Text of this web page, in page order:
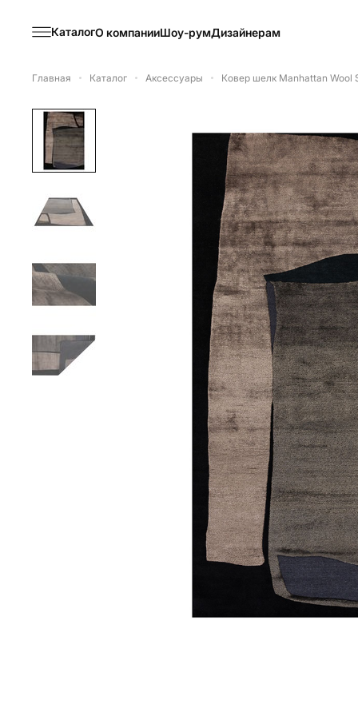
КаталогО компанииШоу-румДизайнерам
Главная Каталог Аксессуары Ковер шелк Manhattan Wool